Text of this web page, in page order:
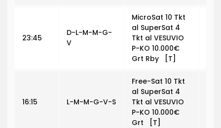
23:45
D-L-M-M-G-
V
MicroSat 10 Tkt
al SuperSat 4
Tkt al VESUVIO
P-KO 10.000€
Grt Rby [T]
16:15 L-M-M-G-V-S
Free-Sat 10 Tkt
al SuperSat 4
Tkt al VESUVIO
P-KO 10.000€
Grt [T]